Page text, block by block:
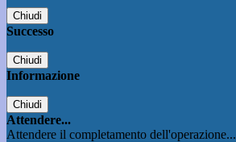
Chiudi
Successo
Chiudi
Informazione
Chiudi
Attendere...
Attendere il completamento dell'operazione...